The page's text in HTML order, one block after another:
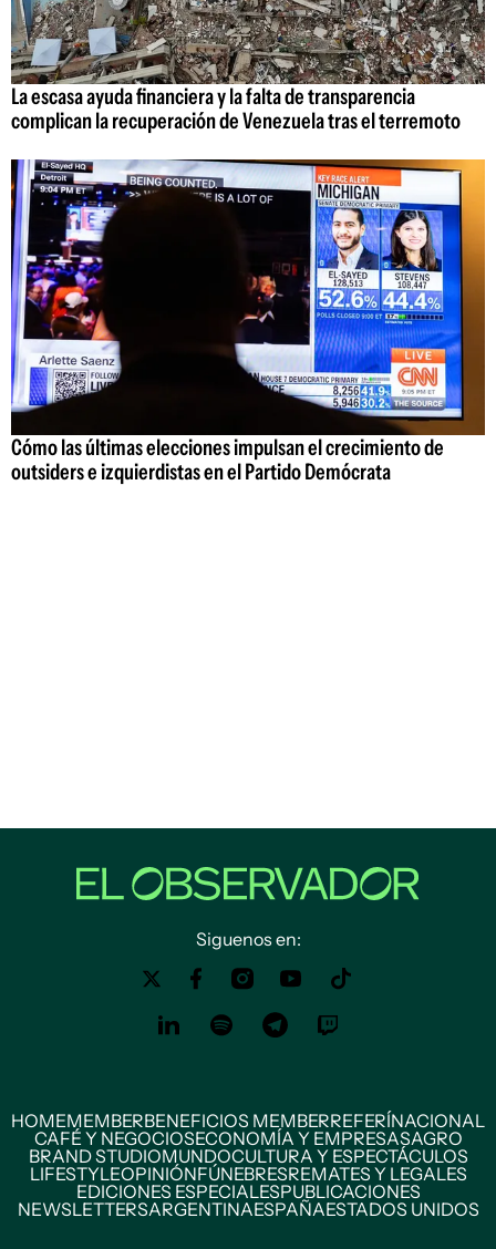
La escasa ayuda financiera y la falta de transparencia
complican la recuperación de Venezuela tras el terremoto
Cómo las últimas elecciones impulsan el crecimiento de
outsiders e izquierdistas en el Partido Demócrata
Siguenos en:
HOMEMEMBERBENEFICIOS MEMBERREFERÍNACIONAL
CAFÉ Y NEGOCIOSECONOMÍA Y EMPRESASAGRO
BRAND STUDIOMUNDOCULTURA Y ESPECTÁCULOS
LIFESTYLEOPINIÓNFÚNEBRESREMATES Y LEGALES
EDICIONES ESPECIALESPUBLICACIONES
NEWSLETTERSARGENTINAESPAÑAESTADOS UNIDOS